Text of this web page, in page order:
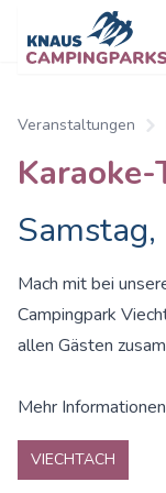
Veranstaltungen
Mach mit bei
Campingpark
allen Gästen
Mehr
VIECHTACH